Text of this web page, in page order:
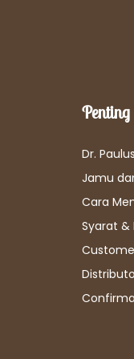
Dr.
Jamu
Cara
Syarat